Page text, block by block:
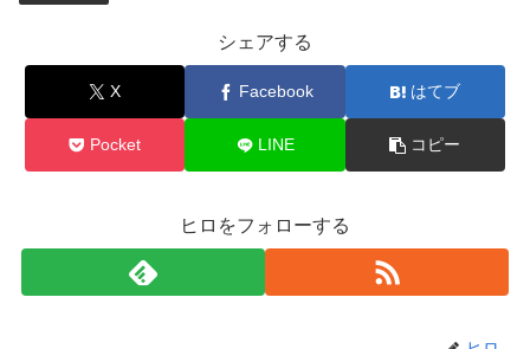
シェアする
X Facebook はてブ
Pocket LINE コピー
ヒロをフォローする